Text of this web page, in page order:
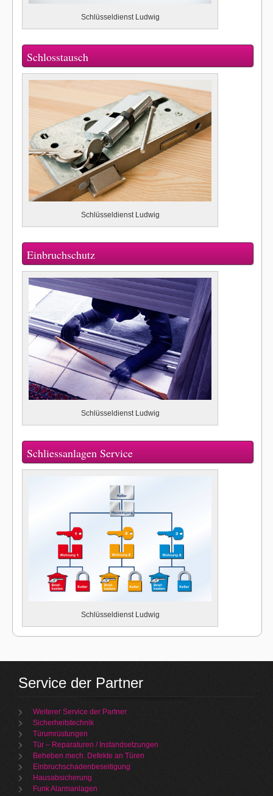
Schlüsseldienst Ludwig
Schlosstausch
Schlüsseldienst Ludwig
Einbruchschutz
Schlüsseldienst Ludwig
Schliessanlagen Service
Schlüsseldienst Ludwig
Service der Partner
Weiterer Service der Partner
Sicherheitstechnik
Türumrüstungen
Tür – Reparaturen / Instandsetzungen
Beheben mech. Defekte an Türen
Einbruchschadenbeseitigung
Hausabsicherung
Funk Alarmanlagen